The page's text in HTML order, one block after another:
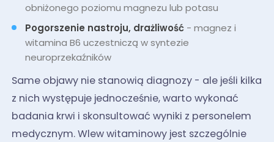
obniżonego poziomu magnezu lub potasu
Pogorszenie nastroju, drażliwość - magnez i
witamina B6 uczestniczą w syntezie
neuroprzekaźników
Same objawy nie stanowią diagnozy - ale jeśli kilka
z nich występuje jednocześnie, warto wykonać
badania krwi i skonsultować wyniki z personelem
medycznym. Wlew witaminowy jest szczególnie